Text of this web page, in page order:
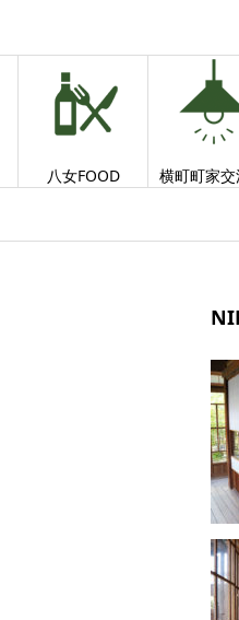
八女FOOD 横町町家